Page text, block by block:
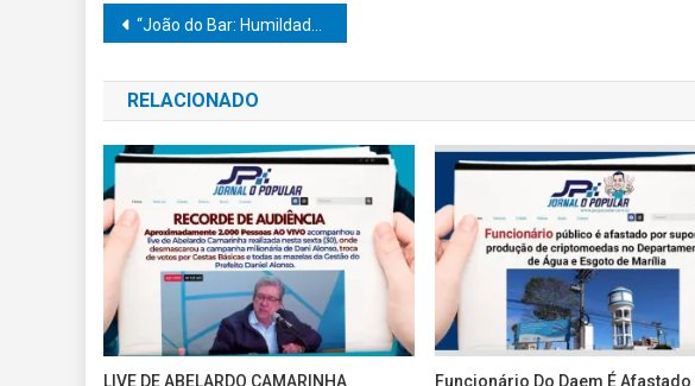
Navegação
de
Post
“João do Bar: Humildade, Honestidade e Trabalho Incansável por Marília”
RELACIONADO
LIVE DE ABELARDO CAMARINHA Funcionário Do Daem É Afastado